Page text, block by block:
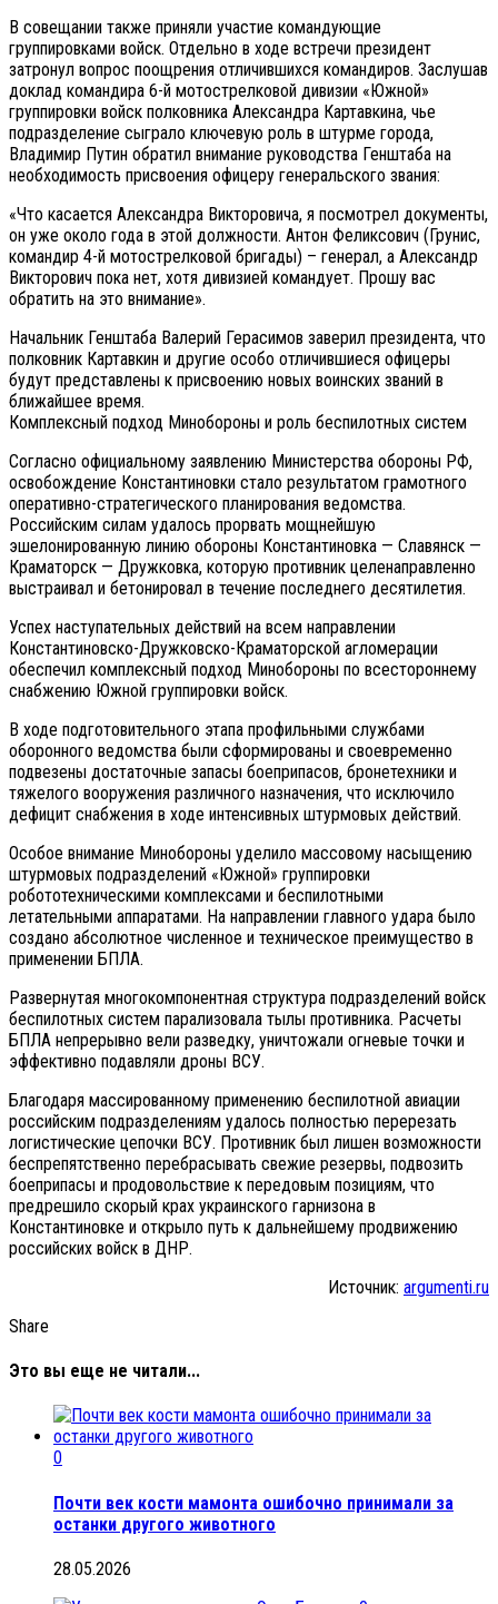
В совещании также приняли участие командующие
группировками войск. Отдельно в ходе встречи президент
затронул вопрос поощрения отличившихся командиров. Заслушав
доклад командира 6-й мотострелковой дивизии «Южной»
группировки войск полковника Александра Картавкина, чье
подразделение сыграло ключевую роль в штурме города,
Владимир Путин обратил внимание руководства Генштаба на
необходимость присвоения офицеру генеральского звания:
«Что касается Александра Викторовича, я посмотрел документы,
он уже около года в этой должности. Антон Феликсович (Грунис,
командир 4-й мотострелковой бригады) – генерал, а Александр
Викторович пока нет, хотя дивизией командует. Прошу вас
обратить на это внимание».
Начальник Генштаба Валерий Герасимов заверил президента, что
полковник Картавкин и другие особо отличившиеся офицеры
будут представлены к присвоению новых воинских званий в
ближайшее время.
Комплексный подход Минобороны и роль беспилотных систем
Согласно официальному заявлению Министерства обороны РФ,
освобождение Константиновки стало результатом грамотного
оперативно-стратегического планирования ведомства.
Российским силам удалось прорвать мощнейшую
эшелонированную линию обороны Константиновка — Славянск —
Краматорск — Дружковка, которую противник целенаправленно
выстраивал и бетонировал в течение последнего десятилетия.
Успех наступательных действий на всем направлении
Константиновско-Дружковско-Краматорской агломерации
обеспечил комплексный подход Минобороны по всестороннему
снабжению Южной группировки войск.
В ходе подготовительного этапа профильными службами
оборонного ведомства были сформированы и своевременно
подвезены достаточные запасы боеприпасов, бронетехники и
тяжелого вооружения различного назначения, что исключило
дефицит снабжения в ходе интенсивных штурмовых действий.
Особое внимание Минобороны уделило массовому насыщению
штурмовых подразделений «Южной» группировки
робототехническими комплексами и беспилотными
летательными аппаратами. На направлении главного удара было
создано абсолютное численное и техническое преимущество в
применении БПЛА.
Развернутая многокомпонентная структура подразделений войск
беспилотных систем парализовала тылы противника. Расчеты
БПЛА непрерывно вели разведку, уничтожали огневые точки и
эффективно подавляли дроны ВСУ.
Благодаря массированному применению беспилотной авиации
российским подразделениям удалось полностью перерезать
логистические цепочки ВСУ. Противник был лишен возможности
беспрепятственно перебрасывать свежие резервы, подвозить
боеприпасы и продовольствие к передовым позициям, что
предрешило скорый крах украинского гарнизона в
Константиновке и открыло путь к дальнейшему продвижению
российских войск в ДНР.
Источник: argumenti.ru
Share
Это вы еще не читали...
0
Почти век кости мамонта ошибочно принимали за
останки другого животного
28.05.2026